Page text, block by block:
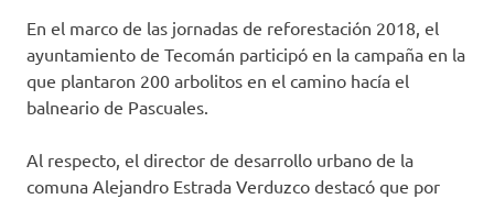
En el marco de las jornadas de reforestación 2018, el
ayuntamiento de Tecomán participó en la campaña en la
que plantaron 200 arbolitos en el camino hacía el
balneario de Pascuales.
Al respecto, el director de desarrollo urbano de la
comuna Alejandro Estrada Verduzco destacó que por